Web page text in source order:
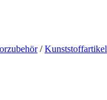
/Kunststoffartikel